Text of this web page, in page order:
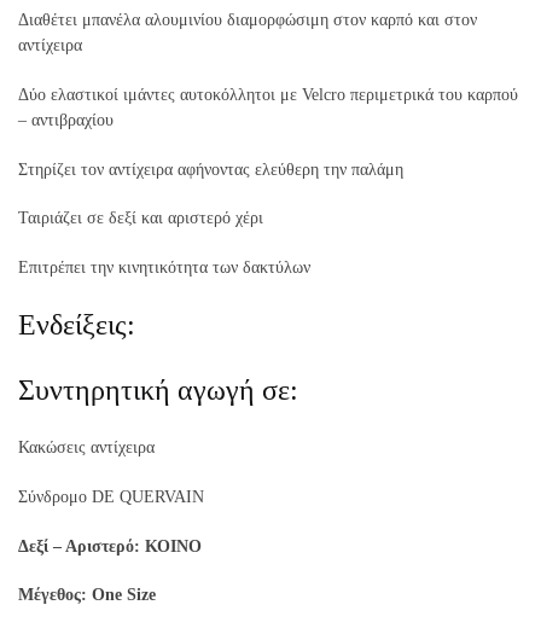
Διαθέτει μπανέλα αλουμινίου διαμορφώσιμη στον καρπό και στον
αντίχειρα
Δύο ελαστικοί ιμάντες αυτοκόλλητοι με Velcro περιμετρικά του καρπού
– αντιβραχίου
Στηρίζει τον αντίχειρα αφήνοντας ελεύθερη την παλάμη
Ταιριάζει σε δεξί και αριστερό χέρι
Επιτρέπει την κινητικότητα των δακτύλων
Ενδείξεις:
Συντηρητική αγωγή σε:
Κακώσεις αντίχειρα
Σύνδρομο DE QUERVAIN
Δεξί – Αριστερό: ΚΟΙΝΟ
Μέγεθος: One Size